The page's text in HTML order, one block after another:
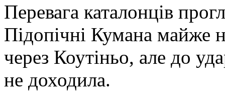
Перевага каталонців
Підопічні Кумана майже
через Коутіньо, але до
не доходила.